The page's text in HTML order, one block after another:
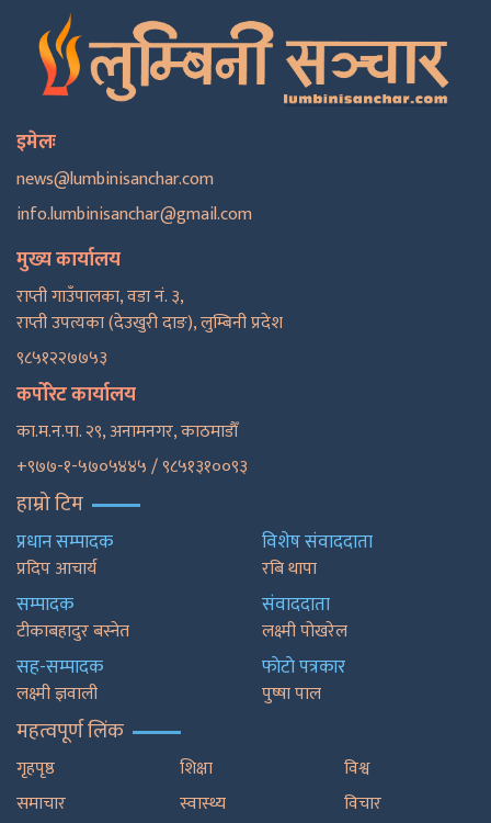
इमेलः
news@lumbinisanchar.com
info.lumbinisanchar@gmail.com
मुख्य कार्यालय
राप्ती गाउँपालका, वडा नं. ३,
राप्ती उपत्यका (देउखुरी दाङ), लुम्बिनी प्रदेश
९८५१२२७७५३
कर्पोरेट कार्यालय
का.म.न.पा. २९, अनामनगर, काठमाडाैँ
+९७७-१-५७०५४४५ / ९८५१३१००९३
हाम्रो टिम
प्रधान सम्पादक
प्रदिप आचार्य
सम्पादक
टीकाबहादुर बस्नेत
सह-सम्पादक
लक्ष्मी ज्ञवाली
विशेष संवाददाता
रबि थापा
संवाददाता
लक्ष्मी पोखरेल
फाेटाे पत्रकार
पुष्षा पाल
महत्वपूर्ण लिंक
गृहपृष्ठ
समाचार
शिक्षा
स्वास्थ्य
विश्व
विचार